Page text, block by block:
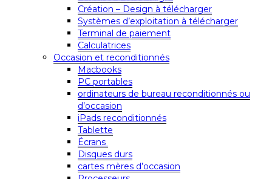
Création – Design à télécharger
Systèmes d’exploitation à télécharger
Terminal de paiement
Calculatrices
Occasion et reconditionnés
Macbooks
PC portables
ordinateurs de bureau reconditionnés ou
d’occasion
iPads reconditionnés
Tablette
Écrans
Disques durs
cartes mères d’occasion